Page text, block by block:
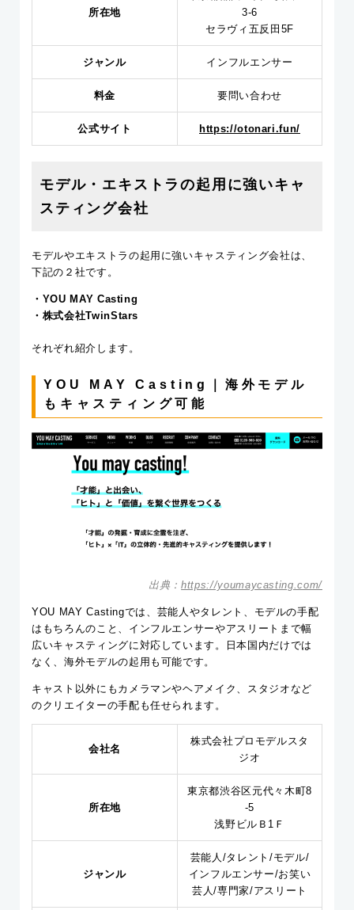
所在地
3-6
セラヴィ五反田5F
ジャンル インフルエンサー
料金 要問い合わせ
公式サイト https://otonari.fun/
モデル・エキストラの起用に強いキャ
スティング会社
モデルやエキストラの起用に強いキャスティング会社は、
下記の２社です。
・YOU MAY Casting
・株式会社TwinStars
それぞれ紹介します。
YOU MAY Casting｜海外モデル
もキャスティング可能
出典：https://youmaycasting.com/
YOU MAY Castingでは、芸能人やタレント、モデルの手配
はもちろんのこと、インフルエンサーやアスリートまで幅
広いキャスティングに対応しています。日本国内だけでは
なく、海外モデルの起用も可能です。
キャスト以外にもカメラマンやヘアメイク、スタジオなど
のクリエイターの手配も任せられます。
会社名
株式会社プロモデルスタ
ジオ
所在地
東京都渋谷区元代々木町8
-5
浅野ビルＢ1Ｆ
ジャンル
芸能人/タレント/モデル/
インフルエンサー/お笑い
芸人/専門家/アスリート